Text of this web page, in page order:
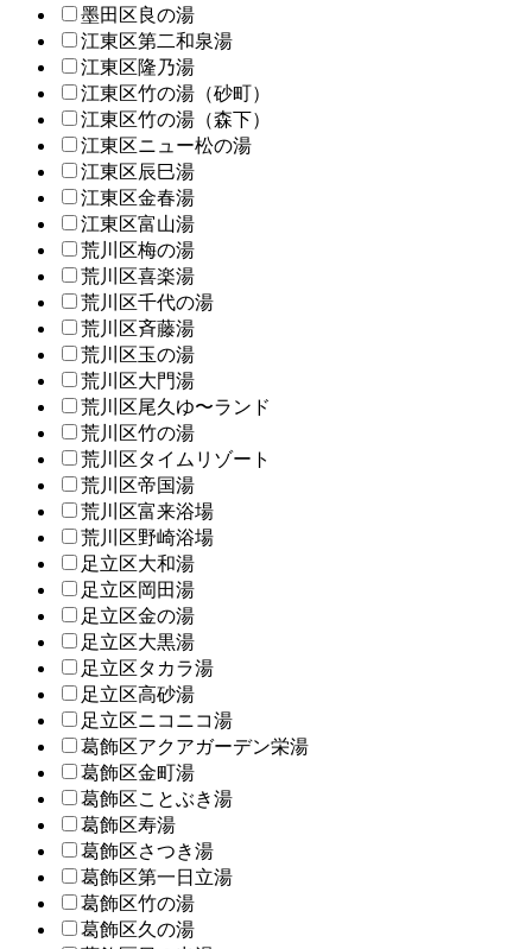
墨田区良の湯
江東区第二和泉湯
江東区隆乃湯
江東区竹の湯（砂町）
江東区竹の湯（森下）
江東区ニュー松の湯
江東区辰巳湯
江東区金春湯
江東区富山湯
荒川区梅の湯
荒川区喜楽湯
荒川区千代の湯
荒川区斉藤湯
荒川区玉の湯
荒川区大門湯
荒川区尾久ゆ〜ランド
荒川区竹の湯
荒川区タイムリゾート
荒川区帝国湯
荒川区富来浴場
荒川区野崎浴場
足立区大和湯
足立区岡田湯
足立区金の湯
足立区大黒湯
足立区タカラ湯
足立区高砂湯
足立区ニコニコ湯
葛飾区アクアガーデン栄湯
葛飾区金町湯
葛飾区ことぶき湯
葛飾区寿湯
葛飾区さつき湯
葛飾区第一日立湯
葛飾区竹の湯
葛飾区久の湯